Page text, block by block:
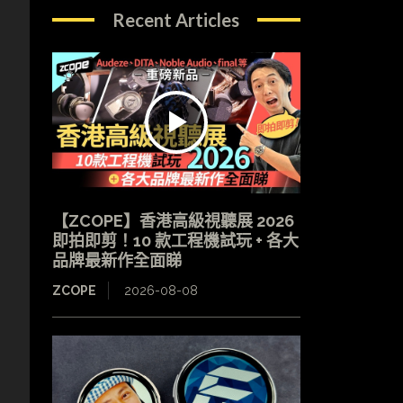
Recent Articles
【ZCOPE】香港高級視聽展 2026
即拍即剪！10 款工程機試玩 + 各大
品牌最新作全面睇
ZCOPE 2026-08-08